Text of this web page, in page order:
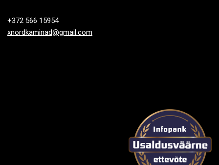
+372 566 15954
xnordkaminad@gmail.com